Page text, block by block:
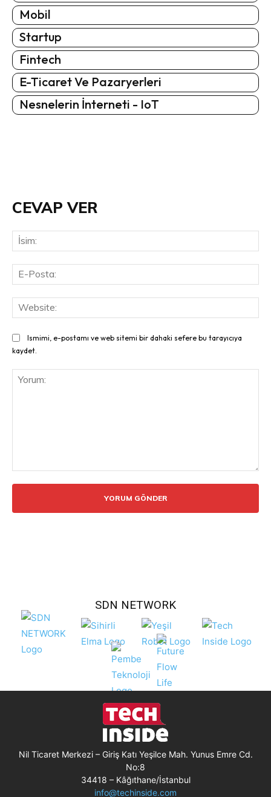
Mobil
Startup
Fintech
E-Ticaret Ve Pazaryerleri
Nesnelerin İnterneti - IoT
CEVAP VER
Ismimi, e-postamı ve web sitemi bir dahaki sefere bu tarayıcıya
kaydet.
SDN NETWORK
Nil Ticaret Merkezi – Giriş Katı Yeşilce Mah. Yunus Emre Cd.
No:8
34418 – Kâğıthane/İstanbul
info@techinside.com